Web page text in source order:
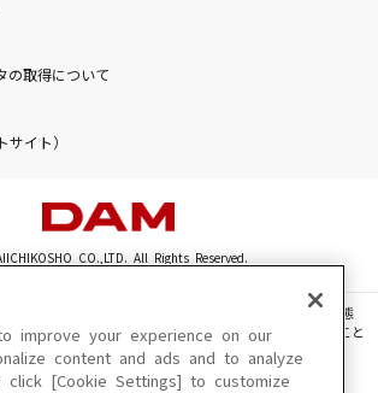
の取得について
サイト）
CO.,LTD. All Rights Reserved.
る一切の文章・画像・写真・動画・音声等を、手段や形態
る範囲を超えて無断で複製、転載、ファイル化などすること
種によりご利用いただけない場合があります。
improve your experience on our
content and ads and to analyze
click [Cookie Settings] to customize